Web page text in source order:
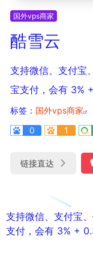
国外vps商家
酷雪云
支持微信、支付宝
宝支付，会有 3%
标签： 国外vps商家
0
1
链接直达
支持微信、支付宝
支付，会有 3% +